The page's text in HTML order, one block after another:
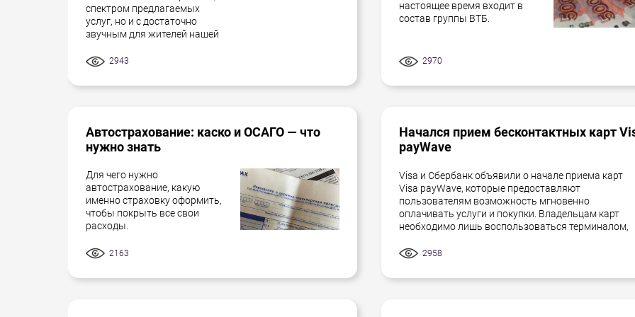
спектром предлагаемых
услуг, но и с достаточно
звучным для жителей нашей
2943
настоящее время входит в
состав группы ВТБ.
2970
Автострахование: каско и ОСАГО — что
нужно знать
Для чего нужно
автострахование, какую
именно страховку оформить,
чтобы покрыть все свои
расходы.
2163
Начался прием бесконтактных карт
payWave
Visa и Сбербанк объявили о начале приема карт
Visa payWave, которые предоставляют
пользователям возможность мгновенно
оплачивать услуги и покупки. Владельцам карт
необходимо лишь воспользоваться терминалом,
2958